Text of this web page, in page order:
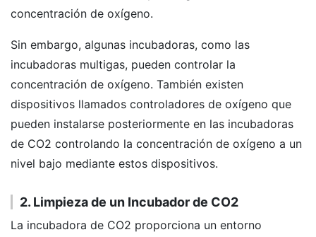
concentración de oxígeno.
Sin embargo, algunas incubadoras, como las
incubadoras multigas, pueden controlar la
concentración de oxígeno. También existen
dispositivos llamados controladores de oxígeno que
pueden instalarse posteriormente en las incubadoras
de CO2 controlando la concentración de oxígeno a un
nivel bajo mediante estos dispositivos.
2. Limpieza de un Incubador de CO2
La incubadora de CO2 proporciona un entorno